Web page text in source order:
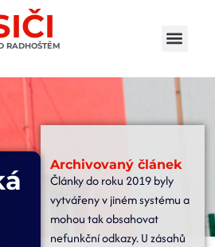
RADHOŠTĚM
Archivovaný článek
Články do roku 2019 byly
vytvářeny v jiném systému a
mohou tak obsahovat
nefunkční odkazy. U zásahů